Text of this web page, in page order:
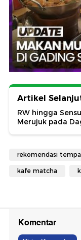
Artikel
RW hingga
Merujuk pada
rekomendasi
kafe matcha
Komentar